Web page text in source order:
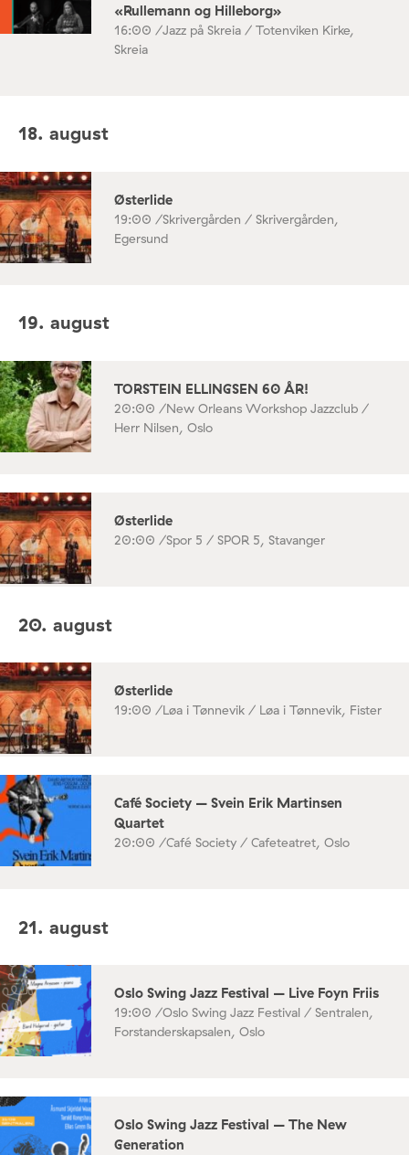
«Rullemann og Hilleborg»
16:00 /Jazz på Skreia / Totenviken Kirke,
Skreia
18. august
Østerlide
19:00 /Skrivergården / Skrivergården,
Egersund
19. august
TORSTEIN ELLINGSEN 60 ÅR!
20:00 /New Orleans Workshop Jazzclub /
Herr Nilsen, Oslo
Østerlide
20:00 /Spor 5 / SPOR 5, Stavanger
20. august
Østerlide
19:00 /Løa i Tønnevik / Løa i Tønnevik, Fister
Café Society – Svein Erik Martinsen
Quartet
20:00 /Café Society / Cafeteatret, Oslo
21. august
Oslo Swing Jazz Festival – Live Foyn Friis
19:00 /Oslo Swing Jazz Festival / Sentralen,
Forstanderskapsalen, Oslo
Oslo Swing Jazz Festival – The New
Generation